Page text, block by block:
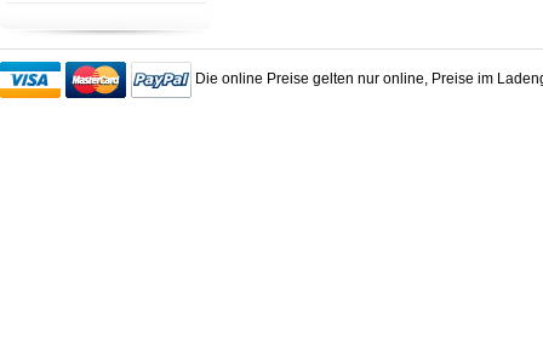
Die online Preise gelten nur online, Preise im